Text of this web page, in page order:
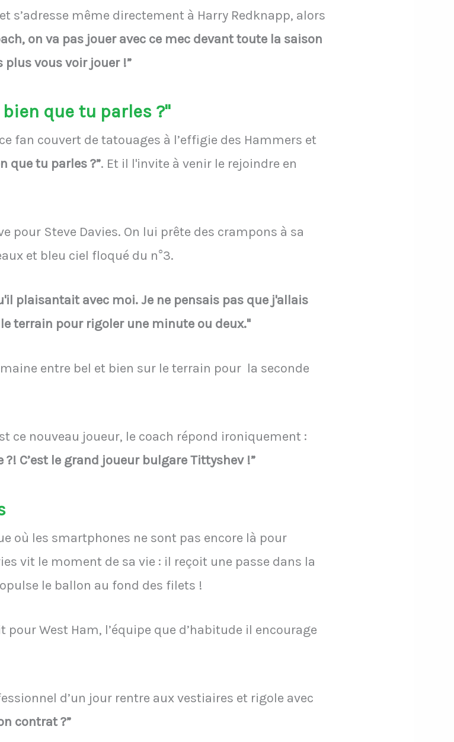
s’adresse même directement à Harry Redknapp, alors
on va pas jouer avec ce mec devant toute la saison
vous voir jouer !”
que tu parles ?"""
fan couvert de tatouages à l’effigie des Hammers et
que tu parles ?”. Et il l'invite à venir le rejoindre en
pour Steve Davies. On lui prête des crampons à sa
et bleu ciel floqué du n°3.
plaisantait avec moi. Je ne pensais pas que j'allais
terrain pour rigoler une minute ou deux."
entre bel et bien sur le terrain pour la seconde
ce nouveau joueur, le coach répond ironiquement :
?! C’est le grand joueur bulgare Tittyshev !”
où les smartphones ne sont pas encore là pour
vit le moment de sa vie : il reçoit une passe dans la
le ballon au fond des filets !
West Ham, l’équipe que d’habitude il encourage
d’un jour rentre aux vestiaires et rigole avec
contrat ?”